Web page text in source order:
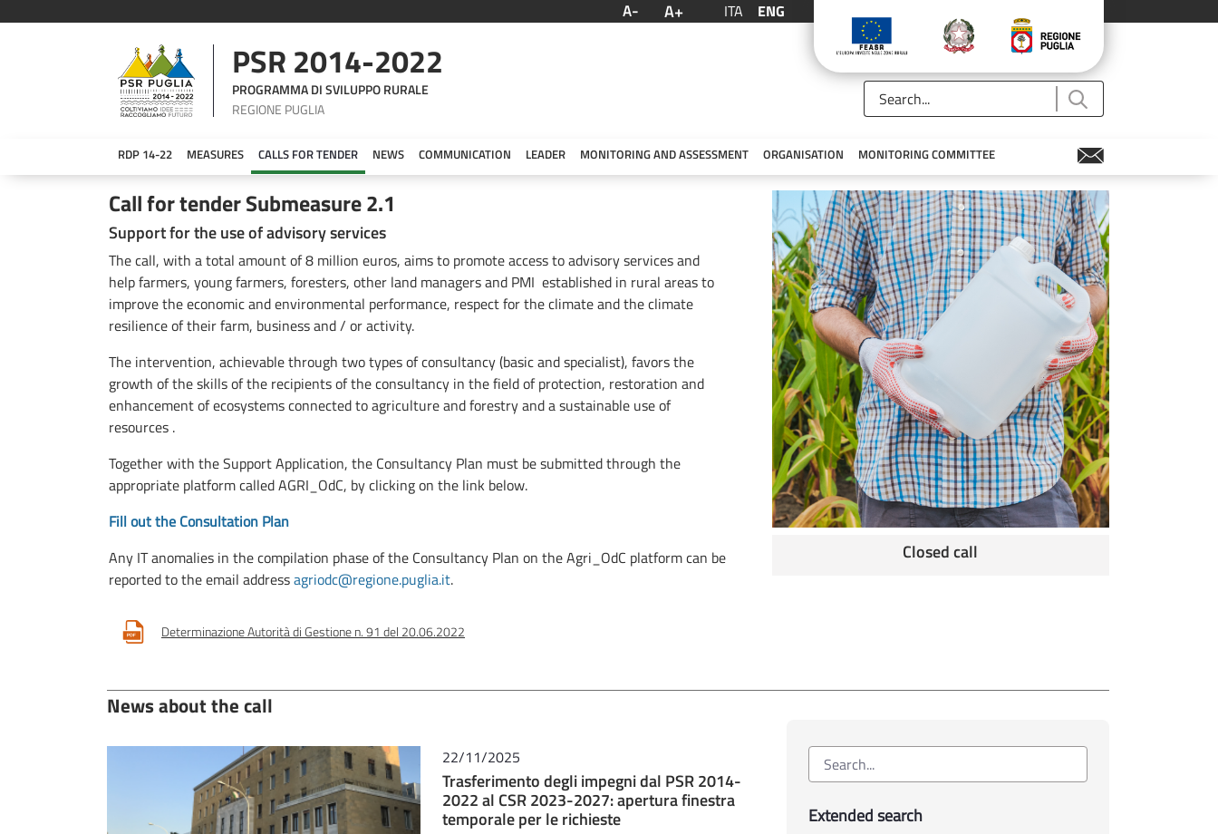
A- A+ ITA ENG
PSR 2014-2022
PROGRAMMA DI SVILUPPO RURALE
REGIONE PUGLIA
RDP 14-22 MEASURES CALLS FOR TENDER NEWS COMMUNICATION LEADER MONITORING AND ASSESSMENT ORGANISATION MONITORING COMMITTEE
Bando Sottomisura 2.1
Call for tender Submeasure 2.1
Support for the use of advisory services
The call, with a total amount of 8 million euros, aims to promote access to advisory services and
help farmers, young farmers, foresters, other land managers and PMI established in rural areas to
improve the economic and environmental performance, respect for the climate and the climate
resilience of their farm, business and / or activity.
The intervention, achievable through two types of consultancy (basic and specialist), favors the
growth of the skills of the recipients of the consultancy in the field of protection, restoration and
enhancement of ecosystems connected to agriculture and forestry and a sustainable use of
resources .
Together with the Support Application, the Consultancy Plan must be submitted through the
appropriate platform called AGRI_OdC, by clicking on the link below.
Fill out the Consultation Plan
Any IT anomalies in the compilation phase of the Consultancy Plan on the Agri_OdC platform can be
reported to the email addressagriodc@regione.puglia.it.
Determinazione Autorità di Gestione n. 91 del 20.06.2022
Closed call
News about the call
22/11/2025
Trasferimento degli impegni dal PSR 2014-
2022 al CSR 2023-2027: apertura finestra
temporale per le richieste Extended search